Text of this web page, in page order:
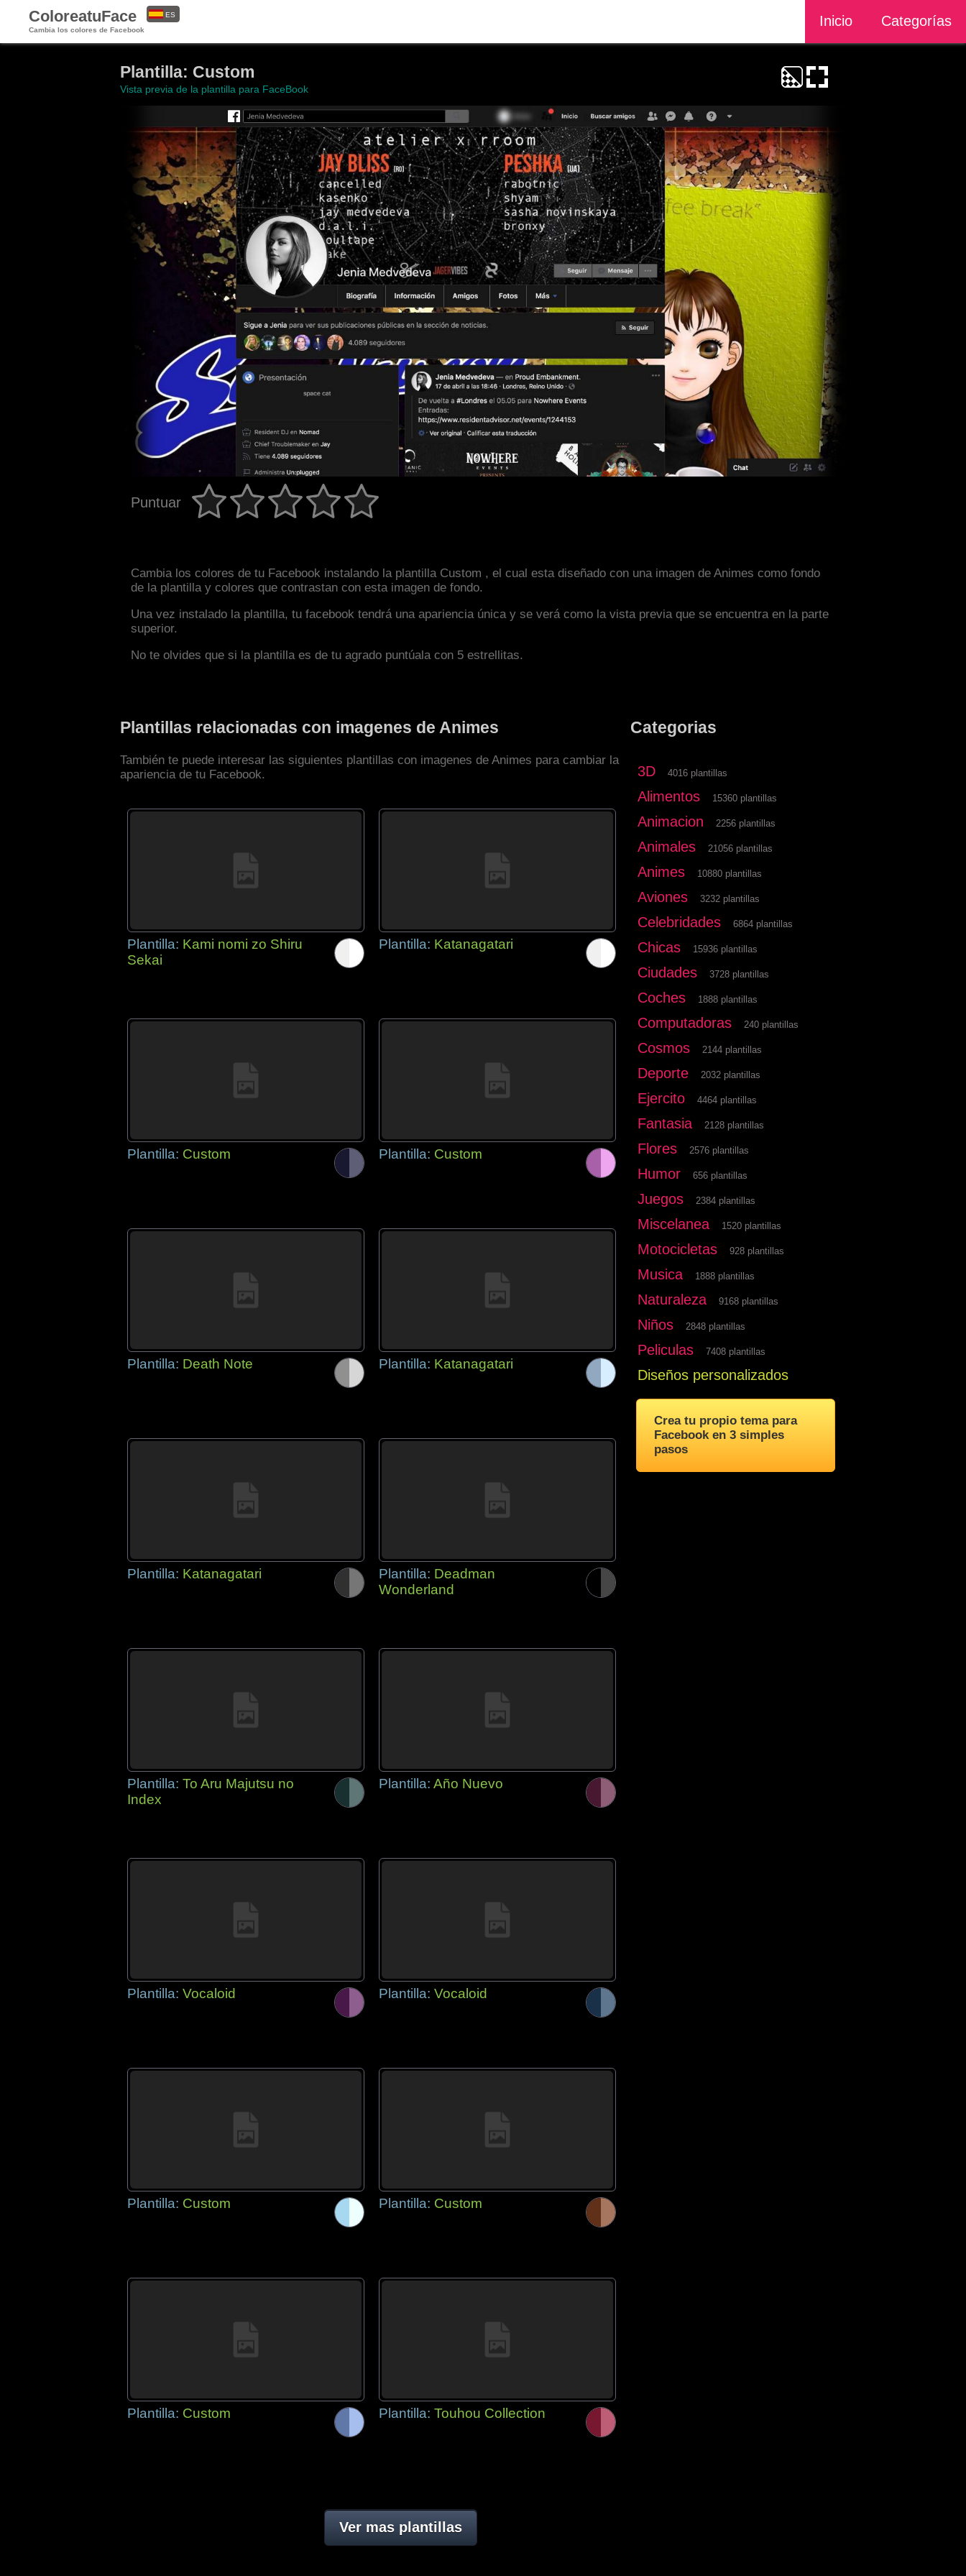
ColoreatuFace
Cambia los colores de Facebook
Inicio Categorías
ES
Plantilla: Custom
Vista previa de la plantilla para FaceBook
Puntuar
Cambia los colores de tu Facebook instalando la plantilla Custom , el cual esta diseñado con una imagen de Animes como fondo
de la plantilla y colores que contrastan con esta imagen de fondo.
Una vez instalado la plantilla, tu facebook tendrá una apariencia única y se verá como la vista previa que se encuentra en la parte
superior.
No te olvides que si la plantilla es de tu agrado puntúala con 5 estrellitas.
Plantillas relacionadas con imagenes de Animes
También te puede interesar las siguientes plantillas con imagenes de Animes para cambiar la
apariencia de tu Facebook.
Plantilla: Kami nomi zo Shiru
Sekai
Plantilla: Katanagatari
Plantilla: Custom Plantilla: Custom
Plantilla: Death Note Plantilla: Katanagatari
Plantilla: Katanagatari Plantilla: Deadman
Wonderland
Plantilla: To Aru Majutsu no
Index
Plantilla: Año Nuevo
Plantilla: Vocaloid Plantilla: Vocaloid
Plantilla: Custom Plantilla: Custom
Plantilla: Custom Plantilla: Touhou Collection
Ver mas plantillas
Categorias
3D 4016 plantillas
Alimentos 15360 plantillas
Animacion 2256 plantillas
Animales 21056 plantillas
Animes 10880 plantillas
Aviones 3232 plantillas
Celebridades 6864 plantillas
Chicas 15936 plantillas
Ciudades 3728 plantillas
Coches 1888 plantillas
Computadoras 240 plantillas
Cosmos 2144 plantillas
Deporte 2032 plantillas
Ejercito 4464 plantillas
Fantasia 2128 plantillas
Flores 2576 plantillas
Humor 656 plantillas
Juegos 2384 plantillas
Miscelanea 1520 plantillas
Motocicletas 928 plantillas
Musica 1888 plantillas
Naturaleza 9168 plantillas
Niños 2848 plantillas
Peliculas 7408 plantillas
Diseños personalizados
Crea tu propio tema para
Facebook en 3 simples
pasos